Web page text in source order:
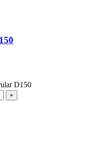
D150